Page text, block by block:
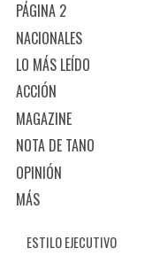
PÁGINA 2
NACIONALES
LO MÁS LEÍDO
ACCIÓN
MAGAZINE
NOTA DE TANO
OPINIÓN
MÁS
ESTILO EJECUTIVO